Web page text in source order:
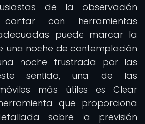
de la observación
contar con herramientas
puede marcar la
una noche de contemplación
noche frustrada por las
sentido, una de las
más útiles es Clear
que proporciona
sobre la previsión